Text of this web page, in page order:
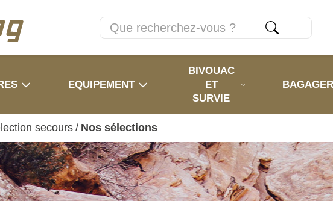
EQUIPEMENT
BIVOUAC
ET
SURVIE
secours / Nos sélections